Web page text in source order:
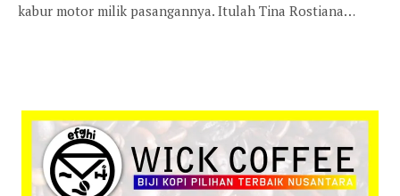
kabur motor milik pasangannya. Itulah Tina Rostiana…